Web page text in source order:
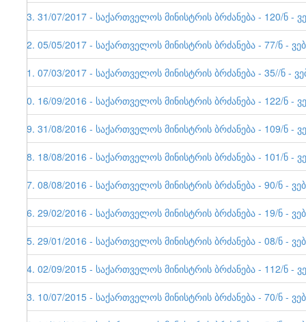
33. 31/07/2017 - საქართველოს მინისტრის ბრძანება - 120/ნ -
32. 05/05/2017 - საქართველოს მინისტრის ბრძანება - 77/ნ -
31. 07/03/2017 - საქართველოს მინისტრის ბრძანება - 35//ნ -
30. 16/09/2016 - საქართველოს მინისტრის ბრძანება - 122/ნ -
29. 31/08/2016 - საქართველოს მინისტრის ბრძანება - 109/ნ -
28. 18/08/2016 - საქართველოს მინისტრის ბრძანება - 101/ნ -
27. 08/08/2016 - საქართველოს მინისტრის ბრძანება - 90/ნ -
26. 29/02/2016 - საქართველოს მინისტრის ბრძანება - 19/ნ -
25. 29/01/2016 - საქართველოს მინისტრის ბრძანება - 08/ნ -
24. 02/09/2015 - საქართველოს მინისტრის ბრძანება - 112/ნ -
23. 10/07/2015 - საქართველოს მინისტრის ბრძანება - 70/ნ -